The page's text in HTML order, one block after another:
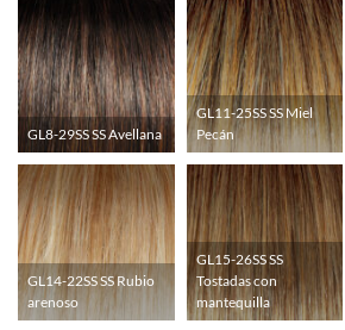
GL8-29SS SS Avellana
GL11-25SS SS Miel
Pecán
GL14-22SS SS Rubio
arenoso
GL15-26SS SS
Tostadas con
mantequilla